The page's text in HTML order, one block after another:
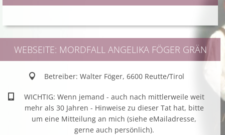
WEBSEITE: MORDFALL ANGELIKA FÖGER GRÄN
Betreiber: Walter Föger, 6600 Reutte/Tirol
WICHTIG: Wenn jemand - auch nach mittlerweile weit
mehr als 30 Jahren - Hinweise zu dieser Tat hat, bitte
um eine Mitteilung an mich (siehe eMailadresse,
gerne auch persönlich).